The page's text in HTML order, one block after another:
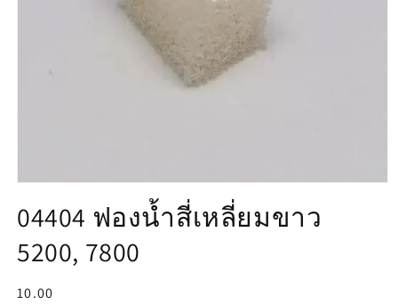
สื่อ
1
ใน
โม
04404 ฟองน้ำสี่เหลี่ยมขาว
5200, 7800
ราคา
10.00